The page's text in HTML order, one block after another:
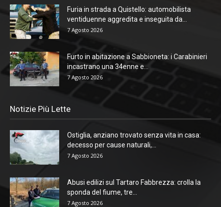
Furia in strada a Quistello: automobilista
ventiduenne aggredita e inseguita da...
7 Agosto 2026
Furto in abitazione a Sabbioneta: i Carabinieri
incastrano una 34enne e...
7 Agosto 2026
Notizie Più Lette
Ostiglia, anziano trovato senza vita in casa:
decesso per cause naturali,...
7 Agosto 2026
Abusi edilizi sul Tartaro Fabbrezza: crolla la
sponda del fiume, tre...
7 Agosto 2026